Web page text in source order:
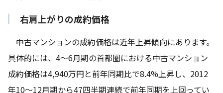
右肩上がりの成約価格
中古マンションの成約価格は近年上昇傾向にあります。
具体的には、4～6月期の首都圏における中古マンション
成約価格は4,940万円と前年同期比で8.4%上昇し、2012
年10～12月期から47四半期連続で前年同期を上回ってい